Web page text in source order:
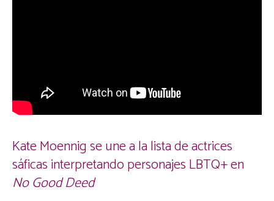
Kate Moennig se une a la lista de actrices
sáficas interpretando personajes LBTQ+ en
No Good Deed